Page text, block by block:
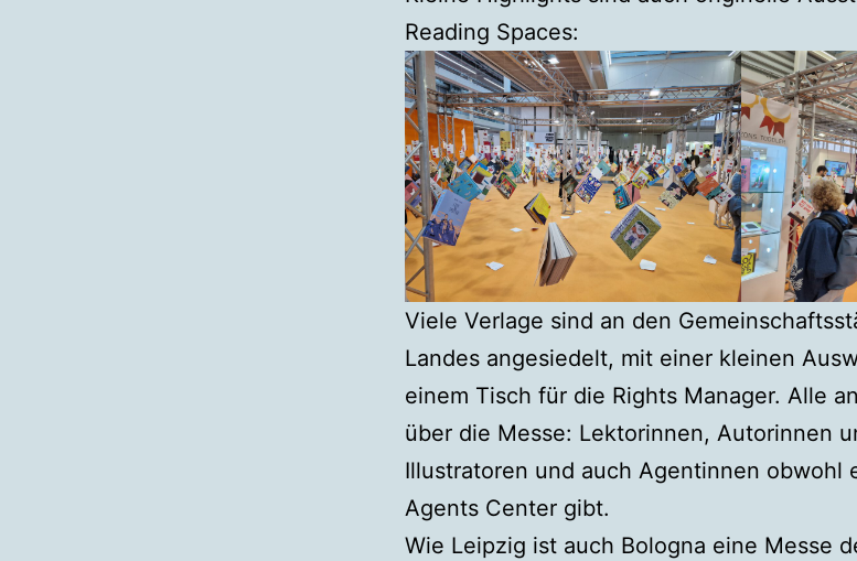
Reading Spaces:
Viele Verlage sind an den
Landes angesiedelt, mit einer kleinen
einem Tisch für die Rights Manager. Alle
über die Messe: Lektorinnen, Autorinnen
Illustratoren und auch Agentinnen obwohl
Agents Center gibt.
Wie Leipzig ist auch Bologna eine Messe